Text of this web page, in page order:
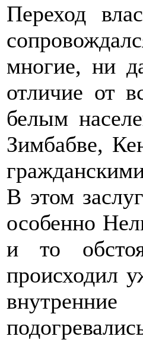
Переход
многие, ни
отличие от
белым
Зимбабве,
В этом
особенно
и то
происходил